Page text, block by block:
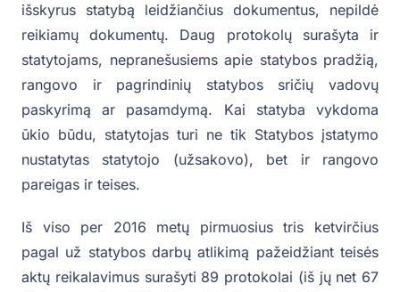
išskyrus statybą leidžiančius dokumentus, nepildė
reikiamų dokumentų. Daug protokolų surašyta ir
statytojams, nepranešusiems apie statybos pradžią,
rangovo ir pagrindinių statybos sričių vadovų
paskyrimą ar pasamdymą. Kai statyba vykdoma
ūkio būdu, statytojas turi ne tik Statybos įstatymo
nustatytas statytojo (užsakovo), bet ir rangovo
pareigas ir teises.
Iš viso per 2016 metų pirmuosius tris ketvirčius
pagal už statybos darbų atlikimą pažeidžiant teisės
aktų reikalavimus surašyti 89 protokolai (iš jų net 67